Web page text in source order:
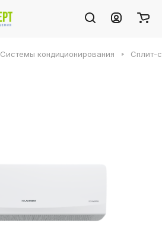
Системы кондиционирования Сплит-